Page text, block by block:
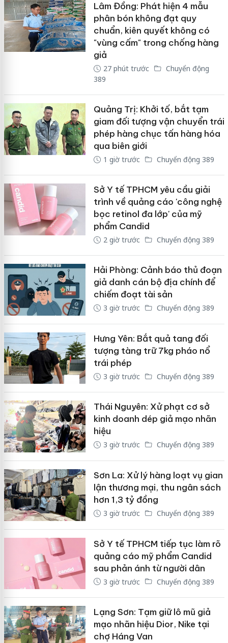
Lâm Đồng: Phát hiện 4 mẫu
phân bón không đạt quy
chuẩn, kiên quyết không có
"vùng cấm" trong chống hàng
giả
27 phút trước
Chuyển động
389
Quảng Trị: Khởi tố, bắt tạm
giam đối tượng vận chuyển trái
phép hàng chục tấn hàng hóa
qua biên giới
1 giờ trước Chuyển động 389
Sở Y tế TPHCM yêu cầu giải
trình về quảng cáo 'công nghệ
bọc retinol đa lớp' của mỹ
phẩm Candid
2 giờ trước Chuyển động 389
Hải Phòng: Cảnh báo thủ đoạn
giả danh cán bộ địa chính để
chiếm đoạt tài sản
3 giờ trước Chuyển động 389
Hưng Yên: Bắt quả tang đối
tượng tàng trữ 7kg pháo nổ
trái phép
3 giờ trước Chuyển động 389
Thái Nguyên: Xử phạt cơ sở
kinh doanh dép giả mạo nhãn
hiệu
3 giờ trước Chuyển động 389
Sơn La: Xử lý hàng loạt vụ gian
lận thương mại, thu ngân sách
hơn 1,3 tỷ đồng
3 giờ trước Chuyển động 389
Sở Y tế TPHCM tiếp tục làm rõ
quảng cáo mỹ phẩm Candid
sau phản ánh từ người dân
3 giờ trước Chuyển động 389
Lạng Sơn: Tạm giữ lô mũ giả
mạo nhãn hiệu Dior, Nike tại
chợ Háng Van